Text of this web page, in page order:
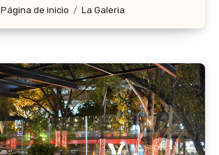
Página de inicio La Galeria